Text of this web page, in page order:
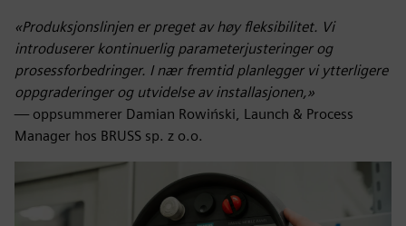
«Produksjonslinjen er preget av høy fleksibilitet. Vi
introduserer kontinuerlig parameterjusteringer og
prosessforbedringer. I nær fremtid planlegger vi ytterligere
oppgraderinger og utvidelse av installasjonen,»
— oppsummerer Damian Rowiński, Launch & Process
Manager hos BRUSS sp. z o.o.